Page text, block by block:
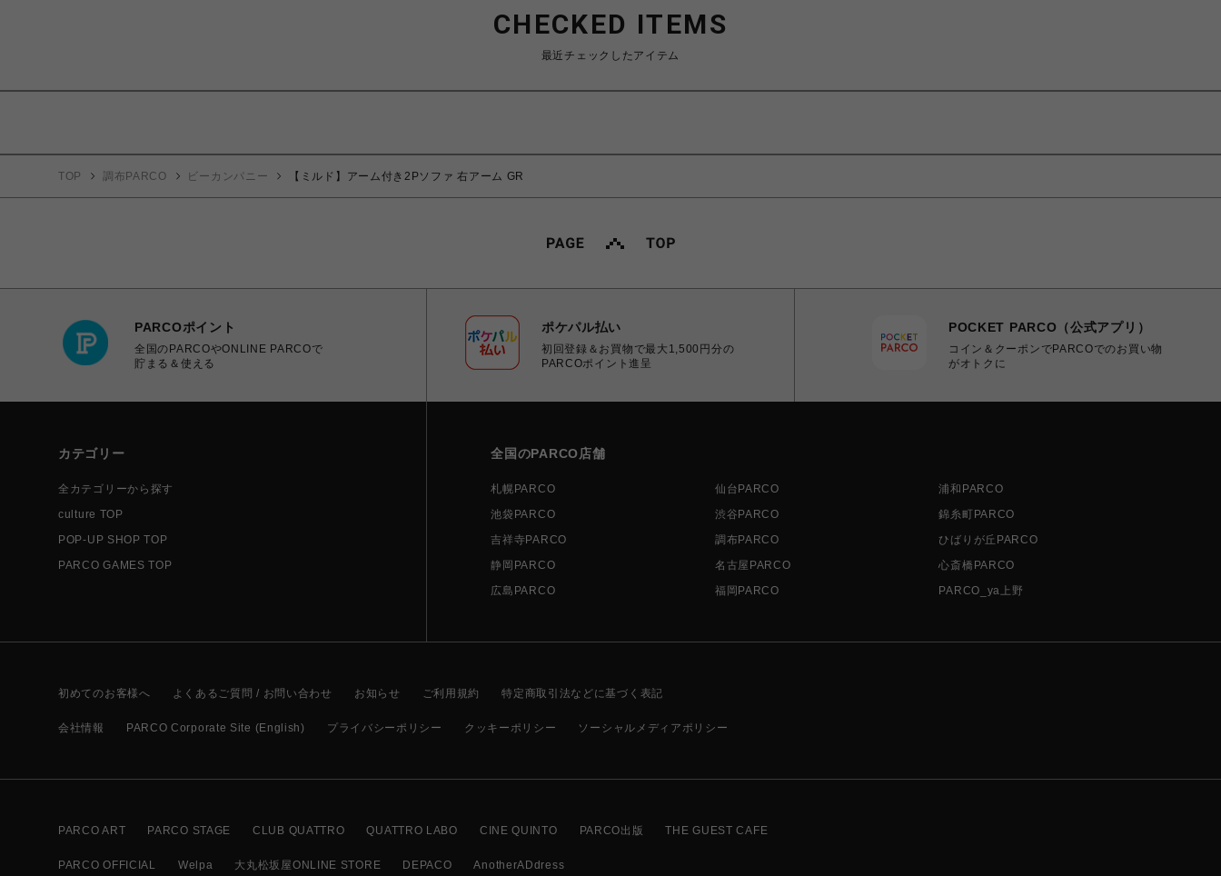
CHECKED ITEMS
最近チェックしたアイテム
TOP 調布PARCO ビーカンパニー 【ミルド】アーム付き2Pソファ 右アーム GR
PARCOポイント
全国のPARCOやONLINE PARCOで
貯まる＆使える
ポケパル払い
初回登録＆お買物で最大1,500円分の
PARCOポイント進呈
POCKET PARCO（公式アプリ）
コイン＆クーポンでPARCOでのお買い物
がオトクに
カテゴリー
全カテゴリーから探す
culture TOP
POP-UP SHOP TOP
PARCO GAMES TOP
全国のPARCO店舗
札幌PARCO 仙台PARCO
浦和PARCO
池袋PARCO
渋谷PARCO
錦糸町PARCO
吉祥寺PARCO
調布PARCO
ひばりが丘PARCO
静岡PARCO
名古屋PARCO
心斎橋PARCO
広島PARCO
福岡PARCO PARCO_ya上野
初めてのお客様へ よくあるご質問 / お問い合わせ お知らせ ご利用規約 特定商取引法などに基づく表記
会社情報 PARCO Corporate Site (English) プライバシーポリシー クッキーポリシー ソーシャルメディアポリシー
PARCO ART PARCO STAGE CLUB QUATTRO QUATTRO LABO CINE QUINTO PARCO出版 THE GUEST CAFE
PARCO OFFICIAL Welpa 大丸松坂屋ONLINE STORE DEPACO AnotherADdress